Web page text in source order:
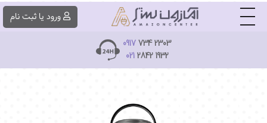
||| ورود یا ثبت ‌نام
0917 734 2303
021 2842 1932